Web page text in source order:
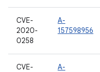
CVE-
2020-
0258
A-
157598956
CVE-
A-